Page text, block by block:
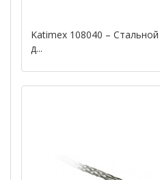
Katimex 108040 –
д...